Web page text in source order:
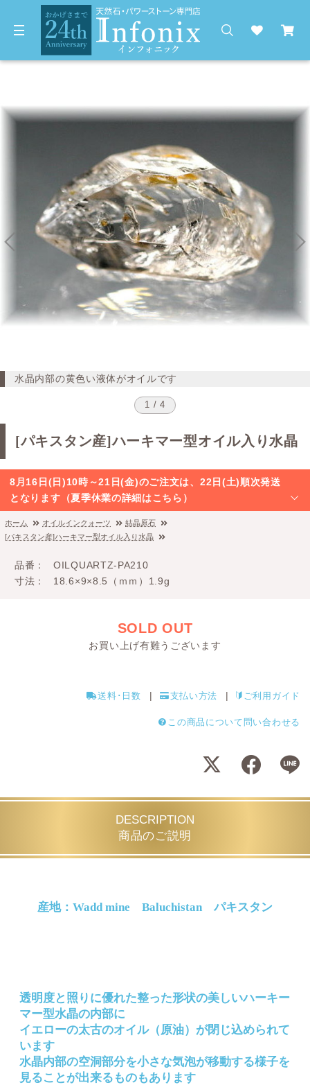
水晶内部の黄色い液体がオイルです
1 / 4
[パキスタン産]ハーキマー型オイル入り水晶
8月16日(日)10時～21日(金)のご注文は、22日(土)順次発送
となります（夏季休業の詳細はこちら）
ホーム オイルインクォーツ
結晶原石
[パキスタン産]ハーキマー型オイル入り水晶
品番
OILQUARTZ-PA210
寸法
18.6×9×8.5（ｍｍ）1.9g
SOLD OUT
お買い上げ有難うございます
送料･日数 支払い方法 ご利用ガイド
この商品について問い合わせる
DESCRIPTION
商品のご説明
産地：Wadd mine Baluchistan パキスタン
透明度と照りに優れた整った形状の美しいハーキー
マー型水晶の内部に
イエローの太古のオイル（原油）が閉じ込められて
います
水晶内部の空洞部分を小さな気泡が移動する様子を
見ることが出来るものもあります